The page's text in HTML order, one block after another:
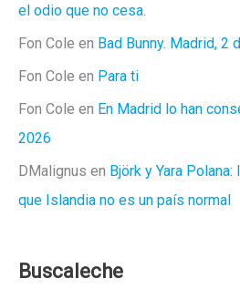
el odio que no cesa.
Fon Cole en Bad Bunny. Madrid, 2
Fon Cole en Para ti
Fon Cole en En Madrid lo han
2026
DMalignus en Björk y Yara
que Islandia no es un país normal
Buscaleche